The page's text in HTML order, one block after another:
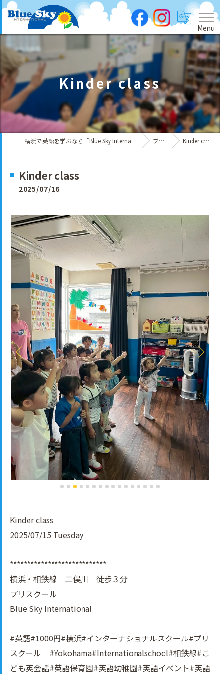
Menu
Kinder class
横浜で英語を学ぶなら「Blue Sky International」 ブログ Kinder class
Kinder class
2025/07/16
Kinder class
2025/07/15 Tuesday
****************************
横浜・相鉄線 二俣川 徒歩３分
プリスクール
Blue Sky International
#英語#1000円#横浜#インターナショナルスクール#プリ
スクール #Yokohama#Internationalschool#相鉄線#こ
ども英会話#英語保育園#英語幼稚園#英語イべント#英語